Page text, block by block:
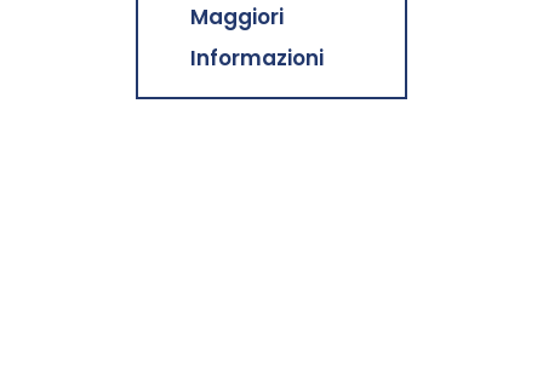
Maggiori
Informazioni